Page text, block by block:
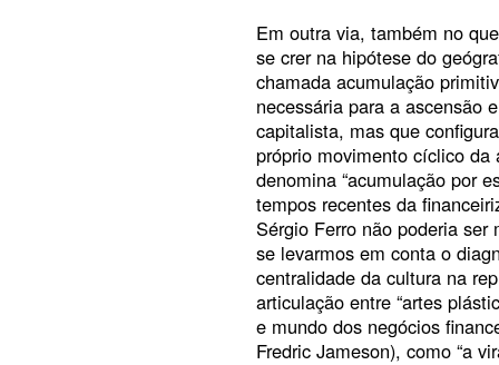
Em outra via, também no
se crer na hipótese do
chamada acumulação
necessária para a ascensão
capitalista, mas que
próprio movimento cíclico
denomina “acumulação por
tempos recentes da
Sérgio Ferro não poderia
se levarmos em conta o
centralidade da cultura na
articulação entre “artes
e mundo dos negócios
Fredric Jameson), como “a